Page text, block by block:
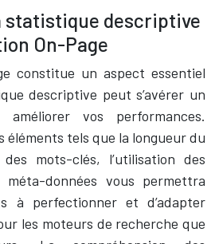
statistique descriptive
On-Page
constitue un aspect essentiel
descriptive peut s’avérer un
vos performances.
éléments tels que la longueur du
mots-clés, l’utilisation des
données vous permettra
à perfectionner et d’adapter
les moteurs de recherche que